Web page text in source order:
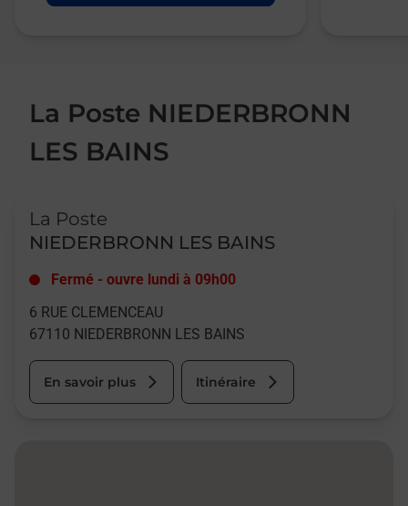
La Poste NIEDERBRONN
LES BAINS
La Poste
NIEDERBRONN LES BAINS
Fermé - ouvre lundi à 09h00
6 RUE CLEMENCEAU
67110 NIEDERBRONN LES BAINS
En savoir plus Itinéraire